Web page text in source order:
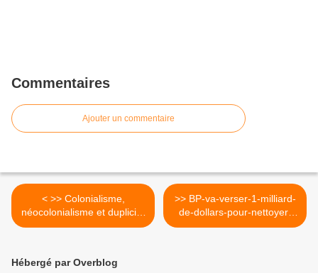
Commentaires
Ajouter un commentaire
< >> Colonialisme,
néocolonialisme et duplicité
française
>> BP-va-verser-1-milliard-
de-dollars-pour-nettoyer-
les-cotes >
Hébergé par Overblog